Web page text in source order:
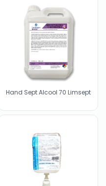
Hand Sept Alcool 70 Limsept